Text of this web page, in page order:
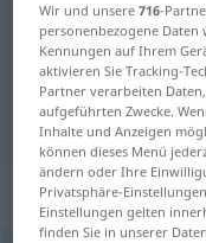
Deutsch-
für "Lage"
"Lage"
„Lage“:
Wir und unsere716-
personenbezogene
Kennungen auf Ihrem
aktivieren Sie Tracking-
Partner verarbeiten
aufgeführten Zwecke.
Inhalte und Anzeigen
können dieses Menü
ändern oder Ihre
Privatsphäre-
Einstellungen gelten
finden Sie in unserer